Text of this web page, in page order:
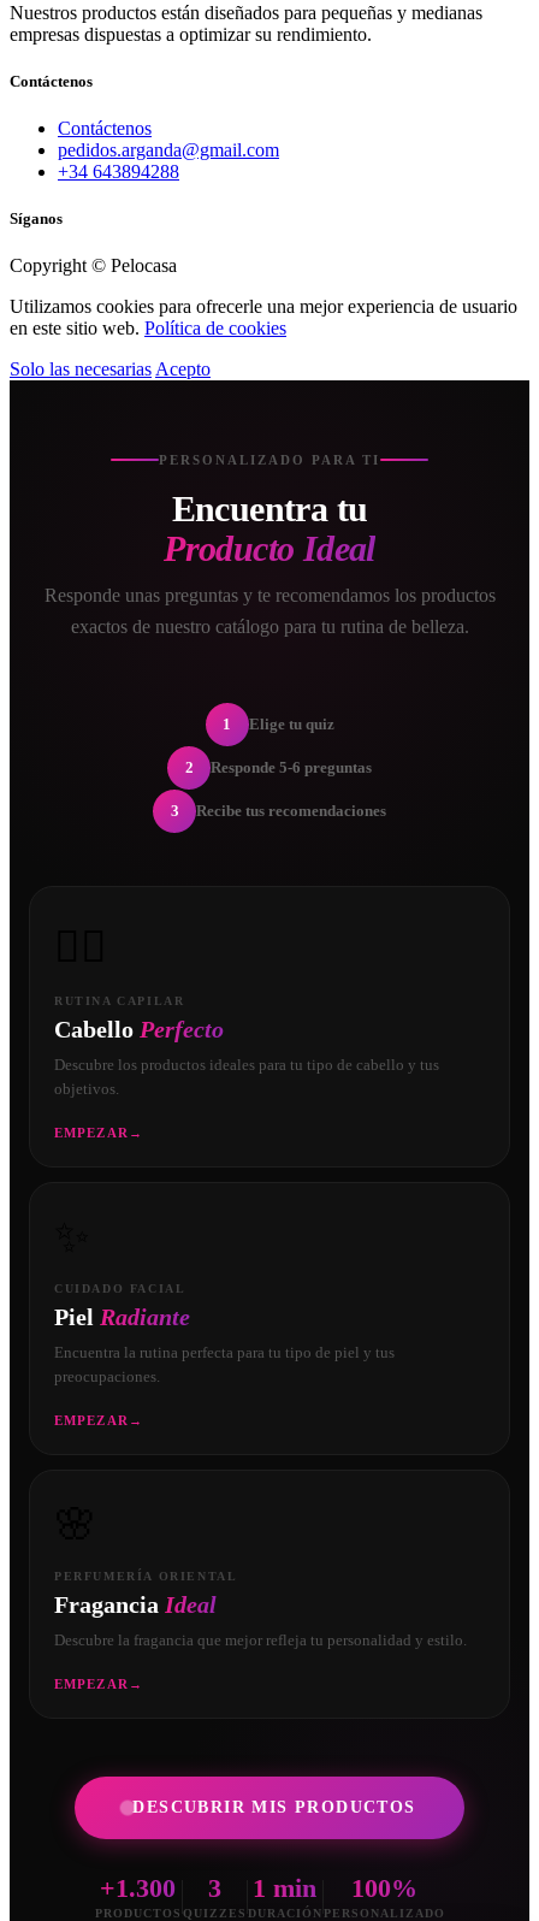
Nuestros productos están diseñados para pequeñas y medianas
empresas dispuestas a optimizar su rendimiento.
Contáctenos
Contáctenos
pedidos.arganda@gmail.com
+34 643894288
Síganos
Copyright © Pelocasa
Utilizamos cookies para ofrecerle una mejor experiencia de usuario
en este sitio web. Política de cookies
Solo las necesarias Acepto
PERSONALIZADO PARA TI
Encuentra tu
Producto Ideal
Responde unas preguntas y te recomendamos los productos
exactos de nuestro catálogo para tu rutina de belleza.
1 Elige tu quiz
2 Responde 5-6 preguntas
3 Recibe tus recomendaciones
RUTINA CAPILAR
Cabello Perfecto
Descubre los productos ideales para tu tipo de cabello y tus
objetivos.
EMPEZAR →
CUIDADO FACIAL
Piel Radiante
Encuentra la rutina perfecta para tu tipo de piel y tus
preocupaciones.
EMPEZAR →
PERFUMERÍA ORIENTAL
Fragancia Ideal
Descubre la fragancia que mejor refleja tu personalidad y estilo.
EMPEZAR →
DESCUBRIR MIS PRODUCTOS
+1.300
PRODUCTOS
3
QUIZZES
1 min
DURACIÓN
100%
PERSONALIZADO